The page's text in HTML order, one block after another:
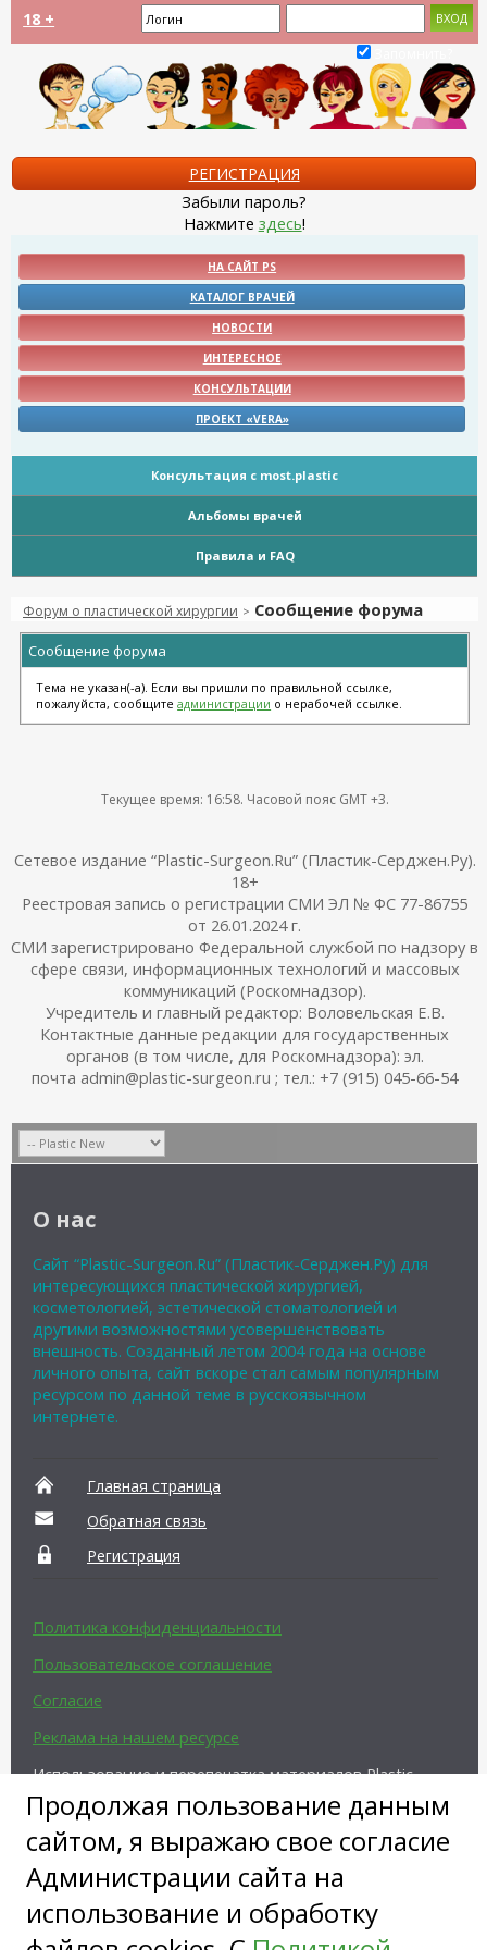
Продолжая пользование данным
сайтом, я выражаю свое согласие
Администрации сайта на
использование и обработку
18 +
РЕГИСТРАЦИЯ
Забыли пароль?
Нажмите здесь!
НА САЙТ PS
КАТАЛОГ ВРАЧЕЙ
НОВОСТИ
ИНТЕРЕСНОЕ
КОНСУЛЬТАЦИИ
ПРОЕКТ «VERA»
Консультация с most.plastic
Альбомы врачей
Правила и FAQ
Форум о пластической хирургии > Сообщение форума
Сообщение форума
Тема не указан(-а). Если вы пришли по правильной ссылке,
пожалуйста, сообщитеадминистрации о нерабочей ссылке.
Текущее время: 16:58. Часовой пояс GMT +3.
Сетевое издание “Plastic-Surgeon.Ru” (Пластик-Серджен.Ру).
18+
Реестровая запись о регистрации СМИ ЭЛ № ФС 77-86755
от 26.01.2024 г.
СМИ зарегистрировано Федеральной службой по надзору в
сфере связи, информационных технологий и массовых
коммуникаций (Роскомнадзор).
Учредитель и главный редактор: Воловельская Е.В.
Контактные данные редакции для государственных
органов (в том числе, для Роскомнадзора): эл.
почта admin@plastic-surgeon.ru ; тел.: +7 (915) 045-66-54
О нас
Сайт “Plastic-Surgeon.Ru” (Пластик-Серджен.Ру) для
интересующихся пластической хирургией,
косметологией, эстетической стоматологией и
другими возможностями усовершенствовать
внешность. Созданный летом 2004 года на основе
личного опыта, сайт вскоре стал самым популярным
ресурсом по данной теме в русскоязычном
интернете.
Главная страница
Обратная связь
Регистрация
Политика конфиденциальности
Пользовательское соглашение
Согласие
Реклама на нашем ресурсе
Использование и перепечатка материалов Plastic-
Surgeon.Ru возможны только с письменного
разрешения администрации и при наличии
активной ссылки на источник.